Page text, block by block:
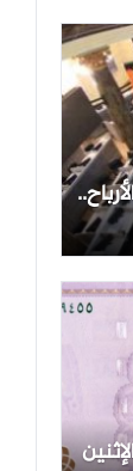
الأرباح..